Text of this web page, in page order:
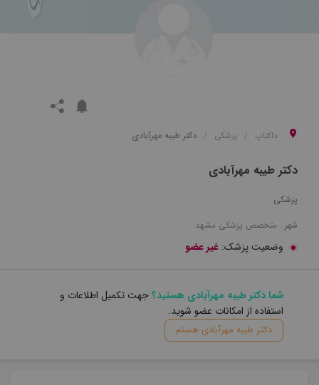
داکتاپ پزشکی دکتر طیبه مهرآبادی
دکتر طیبه مهرآبادی
پزشکی
شهر : متخصص پزشکی مشهد
وضعیت پزشک: غیر عضو
شما دکتر طیبه مهرآبادی هستید؟جهت تکمیل اطلاعات و
استفاده از امکانات عضو شوید.
دکتر طیبه مهرآبادی هستم